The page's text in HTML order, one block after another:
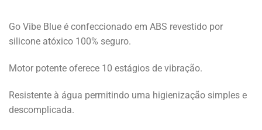
Go Vibe Blue é confeccionado em ABS revestido por
silicone atóxico 100% seguro.
Motor potente oferece 10 estágios de vibração.
Resistente à água permitindo uma higienização simples e
descomplicada.